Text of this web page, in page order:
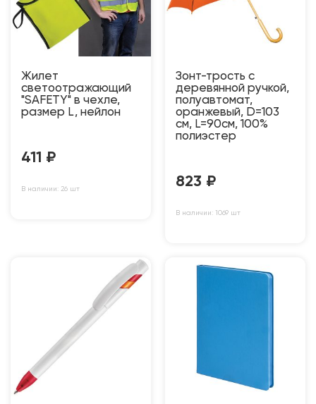
Жилет
светоотражающий
"SAFETY" в чехле,
размер L, нейлон
411 ₽
В наличии: 26 шт
Зонт-трость с
деревянной ручкой,
полуавтомат,
оранжевый, D=103
см, L=90см, 100%
полиэстер
823 ₽
В наличии: 1069 шт